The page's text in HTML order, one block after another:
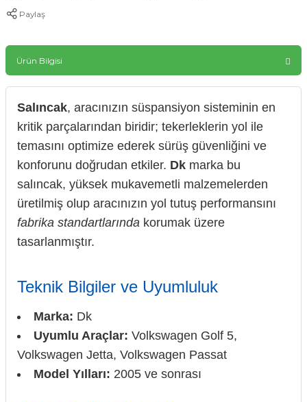
Paylaş
Ürün Bilgisi
Salıncak, aracınızın süspansiyon sisteminin en
kritik parçalarından biridir; tekerleklerin yol ile
temasını optimize ederek sürüş güvenliğini ve
konforunu doğrudan etkiler. Dk marka bu
salıncak, yüksek mukavemetli malzemelerden
üretilmiş olup aracınızın yol tutuş performansını
fabrika standartlarında korumak üzere
tasarlanmıştır.
Teknik Bilgiler ve Uyumluluk
Marka: Dk
Uyumlu Araçlar: Volkswagen Golf 5,
Volkswagen Jetta, Volkswagen Passat
Model Yılları: 2005 ve sonrası